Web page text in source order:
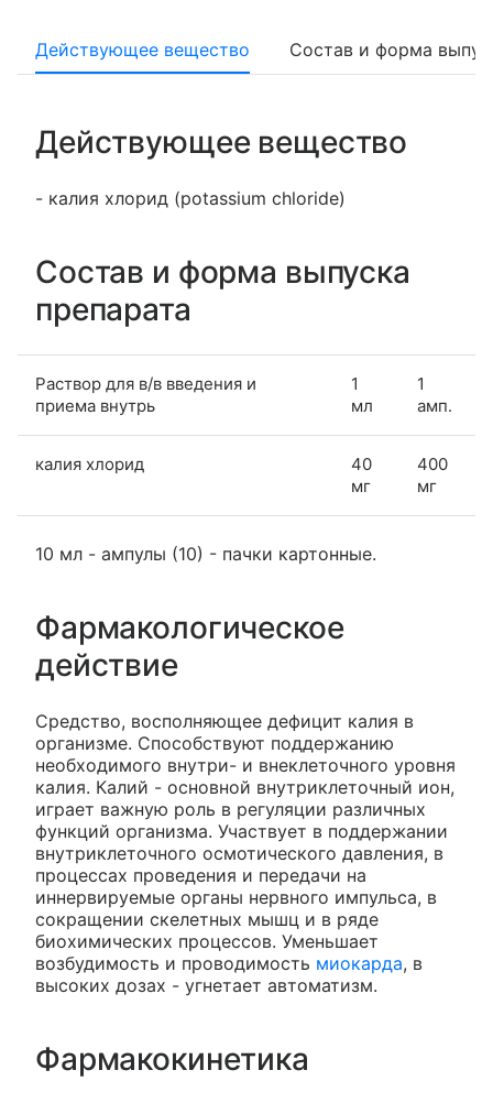
Действующее вещество Состав и форма
Действующее вещество
- калия хлорид (potassium chloride)
Состав и форма выпуска
препарата
Раствор для в/в введения и
приема внутрь
1
мл
1
амп.
калия хлорид
40
мг
400
мг
10 мл - ампулы (10) - пачки картонные.
Фармакологическое
действие
Средство, восполняющее дефицит калия в
организме. Способствуют поддержанию
необходимого внутри- и внеклеточного уровня
калия. Калий - основной внутриклеточный ион,
играет важную роль в регуляции различных
функций организма. Участвует в поддержании
внутриклеточного осмотического давления, в
процессах проведения и передачи на
иннервируемые органы нервного импульса, в
сокращении скелетных мышц и в ряде
биохимических процессов. Уменьшает
возбудимость и проводимость миокарда, в
высоких дозах - угнетает автоматизм.
Фармакокинетика